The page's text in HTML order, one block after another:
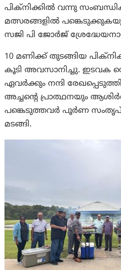
പിക്നിക്കിൽ വന്നു
മത്സരങ്ങളിൽ
സജി പി ജോർജ്
10 മണിക്ക് തുടങ്ങിയ
കൂടി അവസാനിച്ചു. ഇടവക
ഏവർക്കും നന്ദി
അച്ചന്റെ പ്രാത്ഥനയും
പങ്കെടുത്തവർ പൂർണ
മടങ്ങി.